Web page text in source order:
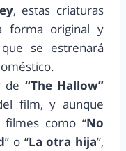
, estas criaturas
forma original y
se estrenará
de “The Hallow”
film, y aunque
filmes como “No
” o “La otra hija”,